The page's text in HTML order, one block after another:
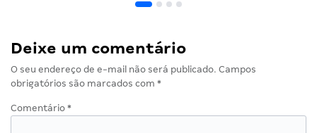
Deixe um comentário
O seu endereço de e-mail não será publicado. Campos
obrigatórios são marcados com *
Comentário *